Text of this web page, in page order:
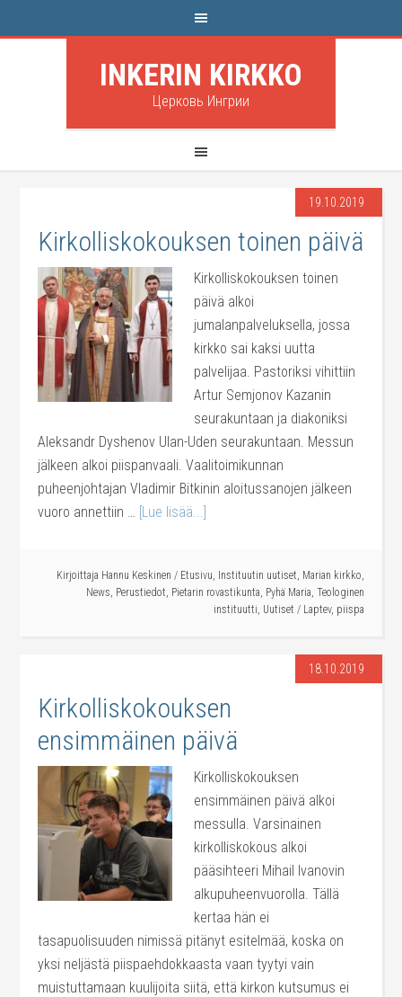
INKERIN KIRKKO
Церковь Ингрии
19.10.2019
Kirkolliskokouksen toinen päivä
Kirkolliskokouksen toinen
päivä alkoi
jumalanpalveluksella, jossa
kirkko sai kaksi uutta
palvelijaa. Pastoriksi vihittiin
Artur Semjonov Kazanin
seurakuntaan ja diakoniksi
Aleksandr Dyshenov Ulan-Uden seurakuntaan. Messun
jälkeen alkoi piispanvaali. Vaalitoimikunnan
puheenjohtajan Vladimir Bitkinin aloitussanojen jälkeen
vuoro annettiin … [Lue lisää...]
Kirjoittaja Hannu Keskinen / Etusivu, Instituutin uutiset, Marian kirkko,
News, Perustiedot, Pietarin rovastikunta, Pyhä Maria, Teologinen
instituutti, Uutiset / Laptev, piispa
18.10.2019
Kirkolliskokouksen
ensimmäinen päivä
Kirkolliskokouksen
ensimmäinen päivä alkoi
messulla. Varsinainen
kirkolliskokous alkoi
pääsihteeri Mihail Ivanovin
alkupuheenvuorolla. Tällä
kertaa hän ei
tasapuolisuuden nimissä pitänyt esitelmää, koska on
yksi neljästä piispaehdokkaasta vaan tyytyi vain
muistuttamaan kuulijoita siitä, että kirkon kutsumus ei